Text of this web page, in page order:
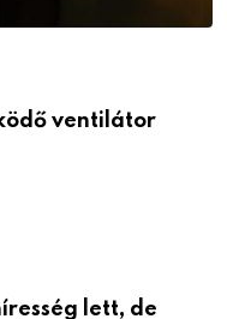
ventilátor
lett, de